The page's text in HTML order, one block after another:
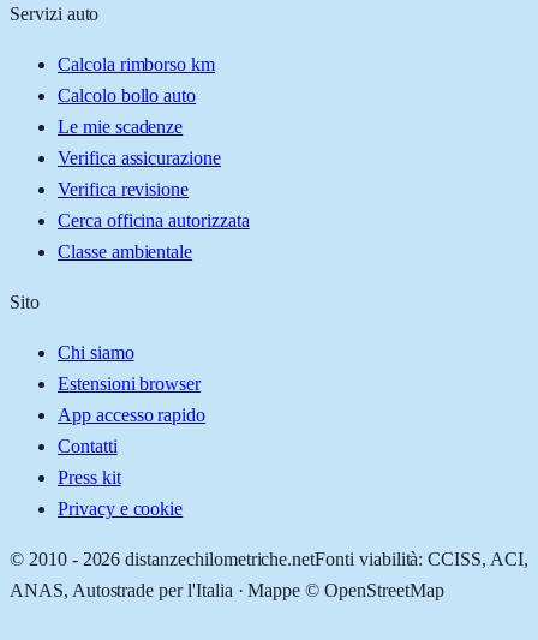
Servizi auto
Calcola rimborso km
Calcolo bollo auto
Le mie scadenze
Verifica assicurazione
Verifica revisione
Cerca officina autorizzata
Classe ambientale
Sito
Chi siamo
Estensioni browser
App accesso rapido
Contatti
Press kit
Privacy e cookie
© 2010 - 2026 distanzechilometriche.netFonti viabilità: CCISS, ACI,
ANAS, Autostrade per l'Italia · Mappe © OpenStreetMap